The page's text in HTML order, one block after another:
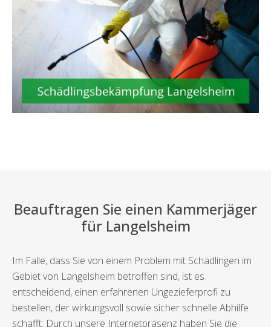
Beauftragen Sie einen Kammerjäger
für Langelsheim
Im Falle, dass Sie von einem Problem mit Schädlingen im
Gebiet von Langelsheim betroffen sind, ist es
entscheidend, einen erfahrenen Ungezieferprofi zu
bestellen, der wirkungsvoll sowie sicher schnelle Abhilfe
schafft. Durch unsere Internetpräsenz haben Sie die